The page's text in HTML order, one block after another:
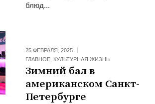
блюд...
25 ФЕВРАЛЯ, 2025
ГЛАВНОЕ КУЛЬТУРНАЯ ЖИЗНЬ
Зимний бал в
американском Санкт-
Петербурге